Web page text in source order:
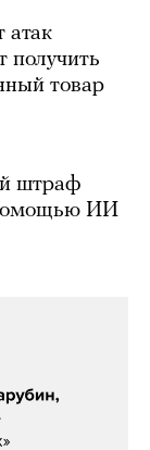
атак
получить
товар
штраф
ИИ